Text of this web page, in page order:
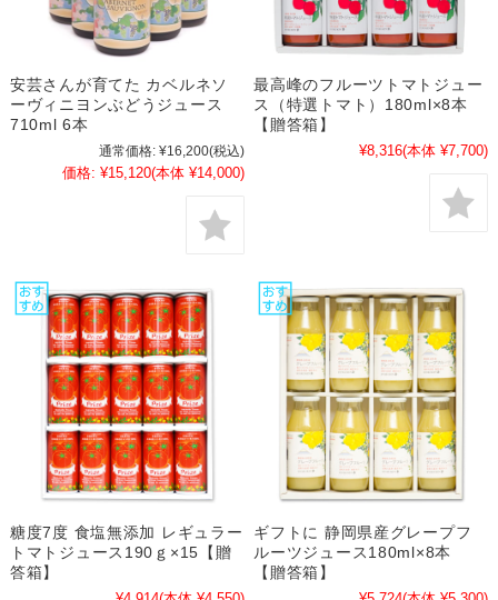
安芸さんが育てた カベルネソ
ーヴィニヨンぶどうジュース
710ml 6本
通常価格: ¥16,200(税込)
価格: ¥15,120(本体 ¥14,000)
最高峰のフルーツトマトジュー
ス（特選トマト）180ml×8本
【贈答箱】
¥8,316(本体 ¥7,700)
糖度7度 食塩無添加 レギュラー
トマトジュース190ｇ×15【贈
答箱】
ギフトに 静岡県産グレープフ
ルーツジュース180ml×8本
【贈答箱】